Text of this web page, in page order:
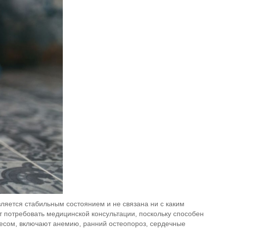
стабильным состоянием и не связана ни с каким
медицинской консультации, поскольку способен
включают анемию, ранний остеопороз, сердечные